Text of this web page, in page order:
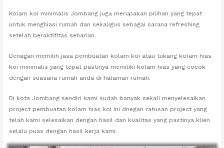
Kolam koi minimalis Jombang juga merupakan pilihan yang tepat
untuk menghiasi rumah dan sekaligus sebagai sarana refreshing
setelah beraktifitas seharian.
Denagan memilih jasa pembuatan kolam koi atau tukang kolam hias
koi minimalis yang tepat pastinya memiliki kolam hias yang cocok
dengan suasana rumah anda di halaman rumah.
Di kota Jombang sendiri kami sudah banyak sekali menyelesaikan
project pembuatan kolam hias koi ini dnegan ratusan project yang
telah kami selesaikan dengan hasil dan kualitas yang pastinya klien
selalu puas dengan hasil kerja kami.